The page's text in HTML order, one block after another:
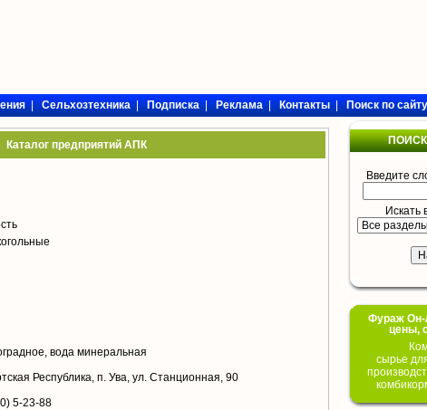
|Сельхозтехника|Подписка|Реклама|Контакты|Поиск по сайту
Каталог предприятий АПК
вода минеральная
Республика, п. Ува, ул. Станционная, 90
5-23-88
Введите
Искать
Фураж Он-
цены,
сырье